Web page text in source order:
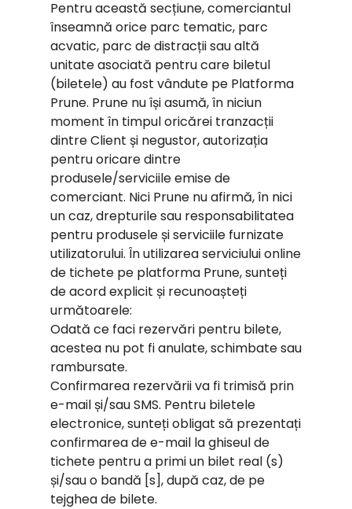
Pentru această secțiune, comerciantul
înseamnă orice parc tematic, parc
acvatic, parc de distracții sau altă
unitate asociată pentru care biletul
(biletele) au fost vândute pe Platforma
Prune. Prune nu își asumă, în niciun
moment în timpul oricărei tranzacții
dintre Client și negustor, autorizația
pentru oricare dintre
produsele/serviciile emise de
comerciant. Nici Prune nu afirmă, în nici
un caz, drepturile sau responsabilitatea
pentru produsele și serviciile furnizate
utilizatorului. În utilizarea serviciului online
de tichete pe platforma Prune, sunteți
de acord explicit și recunoașteți
următoarele:
Odată ce faci rezervări pentru bilete,
acestea nu pot fi anulate, schimbate sau
rambursate.
Confirmarea rezervării va fi trimisă prin
e-mail și/sau SMS. Pentru biletele
electronice, sunteți obligat să prezentați
confirmarea de e-mail la ghiseul de
tichete pentru a primi un bilet real (s)
și/sau o bandă [s], după caz, de pe
tejghea de bilete.